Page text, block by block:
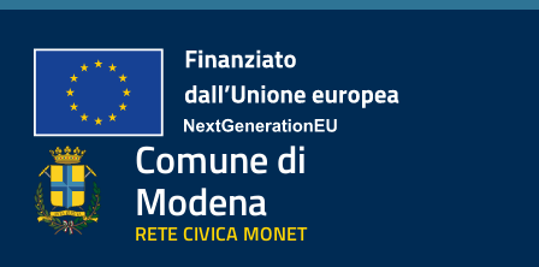
Comune di
Modena
RETE CIVICA MONET